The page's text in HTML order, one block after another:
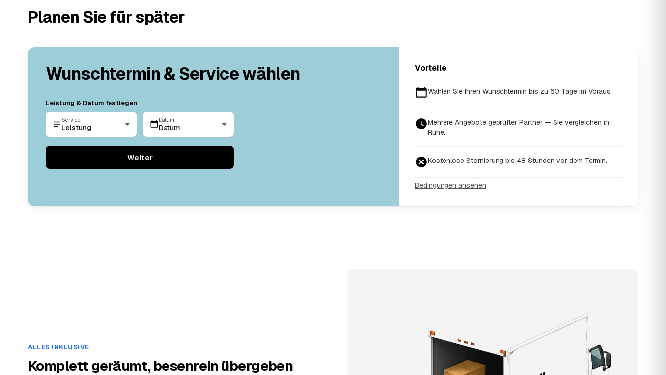
Planen Sie für später
Wunschtermin & Service wählen
Leistung & Datum festlegen
Service
Leistung
Datum
Datum
Weiter
Vorteile
Wählen Sie Ihren Wunschtermin bis zu 60 Tage im Voraus.
Mehrere Angebote geprüfter Partner — Sie vergleichen in
Ruhe.
Kostenlose Stornierung bis 48 Stunden vor dem Termin.
Bedingungen ansehen
ALLES INKLUSIVE
Komplett geräumt, besenrein übergeben